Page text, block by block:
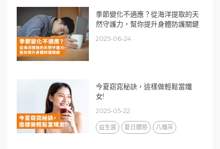
季節變化不適應？從海洋提取的天
然守護力，幫你提升身體防護關鍵
2025-06-24
今夏窈窕秘訣，這樣做輕鬆當孅
女!
2025-05-22
益生菌 夏日體態 八孅茶